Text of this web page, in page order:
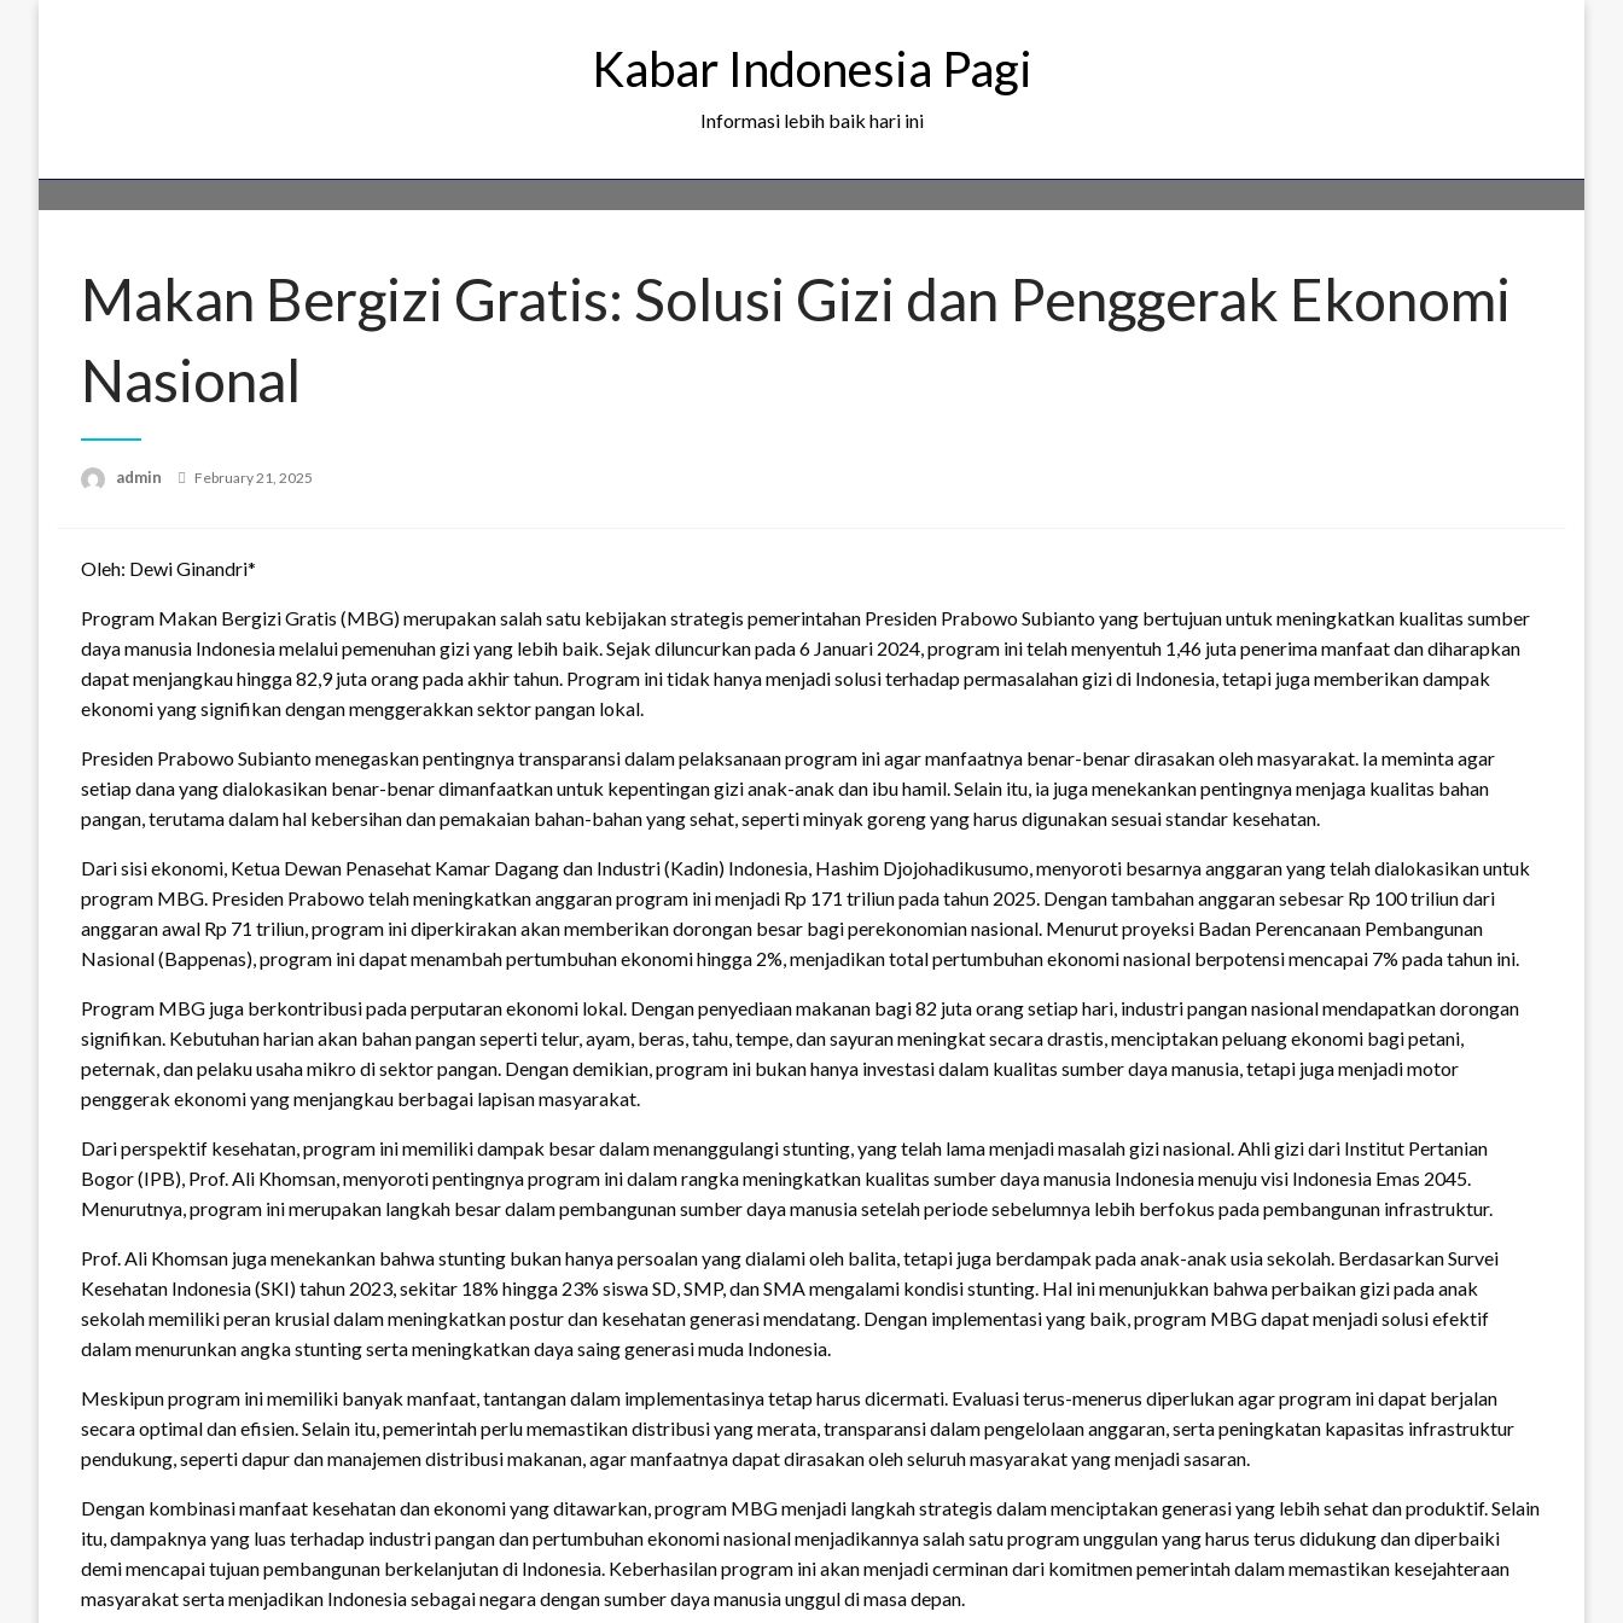
Kabar Indonesia Pagi
Informasi lebih baik hari ini
Makan Bergizi Gratis: Solusi Gizi dan Penggerak Ekonomi
Nasional
admin
Posted
February 21, 2025
Oleh: Dewi Ginandri*
Program Makan Bergizi Gratis (MBG) merupakan salah satu kebijakan strategis pemerintahan Presiden Prabowo Subianto yang bertujuan untuk meningkatkan kualitas sumber
daya manusia Indonesia melalui pemenuhan gizi yang lebih baik. Sejak diluncurkan pada 6 Januari 2024, program ini telah menyentuh 1,46 juta penerima manfaat dan diharapkan
dapat menjangkau hingga 82,9 juta orang pada akhir tahun. Program ini tidak hanya menjadi solusi terhadap permasalahan gizi di Indonesia, tetapi juga memberikan dampak
ekonomi yang signifikan dengan menggerakkan sektor pangan lokal.
Presiden Prabowo Subianto menegaskan pentingnya transparansi dalam pelaksanaan program ini agar manfaatnya benar-benar dirasakan oleh masyarakat. Ia meminta agar
setiap dana yang dialokasikan benar-benar dimanfaatkan untuk kepentingan gizi anak-anak dan ibu hamil. Selain itu, ia juga menekankan pentingnya menjaga kualitas bahan
pangan, terutama dalam hal kebersihan dan pemakaian bahan-bahan yang sehat, seperti minyak goreng yang harus digunakan sesuai standar kesehatan.
Dari sisi ekonomi, Ketua Dewan Penasehat Kamar Dagang dan Industri (Kadin) Indonesia, Hashim Djojohadikusumo, menyoroti besarnya anggaran yang telah dialokasikan untuk
program MBG. Presiden Prabowo telah meningkatkan anggaran program ini menjadi Rp 171 triliun pada tahun 2025. Dengan tambahan anggaran sebesar Rp 100 triliun dari
anggaran awal Rp 71 triliun, program ini diperkirakan akan memberikan dorongan besar bagi perekonomian nasional. Menurut proyeksi Badan Perencanaan Pembangunan
Nasional (Bappenas), program ini dapat menambah pertumbuhan ekonomi hingga 2%, menjadikan total pertumbuhan ekonomi nasional berpotensi mencapai 7% pada tahun ini.
Program MBG juga berkontribusi pada perputaran ekonomi lokal. Dengan penyediaan makanan bagi 82 juta orang setiap hari, industri pangan nasional mendapatkan dorongan
signifikan. Kebutuhan harian akan bahan pangan seperti telur, ayam, beras, tahu, tempe, dan sayuran meningkat secara drastis, menciptakan peluang ekonomi bagi petani,
peternak, dan pelaku usaha mikro di sektor pangan. Dengan demikian, program ini bukan hanya investasi dalam kualitas sumber daya manusia, tetapi juga menjadi motor
penggerak ekonomi yang menjangkau berbagai lapisan masyarakat.
Dari perspektif kesehatan, program ini memiliki dampak besar dalam menanggulangi stunting, yang telah lama menjadi masalah gizi nasional. Ahli gizi dari Institut Pertanian
Bogor (IPB), Prof. Ali Khomsan, menyoroti pentingnya program ini dalam rangka meningkatkan kualitas sumber daya manusia Indonesia menuju visi Indonesia Emas 2045.
Menurutnya, program ini merupakan langkah besar dalam pembangunan sumber daya manusia setelah periode sebelumnya lebih berfokus pada pembangunan infrastruktur.
Prof. Ali Khomsan juga menekankan bahwa stunting bukan hanya persoalan yang dialami oleh balita, tetapi juga berdampak pada anak-anak usia sekolah. Berdasarkan Survei
Kesehatan Indonesia (SKI) tahun 2023, sekitar 18% hingga 23% siswa SD, SMP, dan SMA mengalami kondisi stunting. Hal ini menunjukkan bahwa perbaikan gizi pada anak
sekolah memiliki peran krusial dalam meningkatkan postur dan kesehatan generasi mendatang. Dengan implementasi yang baik, program MBG dapat menjadi solusi efektif
dalam menurunkan angka stunting serta meningkatkan daya saing generasi muda Indonesia.
Meskipun program ini memiliki banyak manfaat, tantangan dalam implementasinya tetap harus dicermati. Evaluasi terus-menerus diperlukan agar program ini dapat berjalan
secara optimal dan efisien. Selain itu, pemerintah perlu memastikan distribusi yang merata, transparansi dalam pengelolaan anggaran, serta peningkatan kapasitas infrastruktur
pendukung, seperti dapur dan manajemen distribusi makanan, agar manfaatnya dapat dirasakan oleh seluruh masyarakat yang menjadi sasaran.
Dengan kombinasi manfaat kesehatan dan ekonomi yang ditawarkan, program MBG menjadi langkah strategis dalam menciptakan generasi yang lebih sehat dan produktif. Selain
itu, dampaknya yang luas terhadap industri pangan dan pertumbuhan ekonomi nasional menjadikannya salah satu program unggulan yang harus terus didukung dan diperbaiki
demi mencapai tujuan pembangunan berkelanjutan di Indonesia. Keberhasilan program ini akan menjadi cerminan dari komitmen pemerintah dalam memastikan kesejahteraan
masyarakat serta menjadikan Indonesia sebagai negara dengan sumber daya manusia unggul di masa depan.